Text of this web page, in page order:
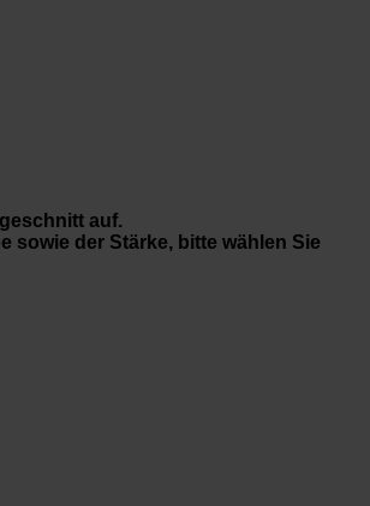
auf.
sowie der Stärke, bitte wählen Sie